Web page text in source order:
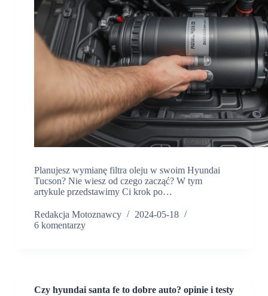
Planujesz wymianę filtra oleju w swoim Hyundai
Tucson? Nie wiesz od czego zacząć? W tym
artykule przedstawimy Ci krok po…
Redakcja Motoznawcy
2024-05-18
6 komentarzy
Czy hyundai santa fe to dobre auto? opinie i testy